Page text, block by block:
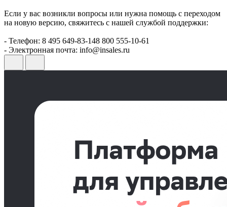
Если у вас возникли вопросы или нужна помощь с переходом
на новую версию, свяжитесь с нашей службой поддержки:
- Телефон: 8 495 649-83-148 800 555-10-61
- Электронная почта: info@insales.ru